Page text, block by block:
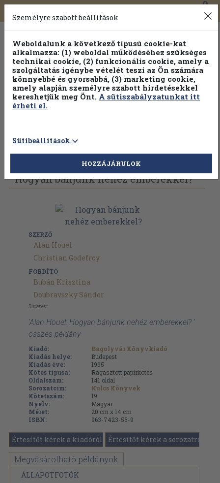
Toggle
navigation
0
Vissza az előző oldalra Válasszon példányt
Hogyan bánjunk nehéz emberekkel?
SZERZŐ
Alan Houel
Christian Godefroy
FORDÍTÓ
Bubán Krisztina
Doubravszky Sándor
Budapest
'Alan Houel: Hogyan bánjunk nehéz emberekkel? '
összes példány
Kiadó:
Bagolyvár Könyvkiadó
Kiadás helye:
Budapest
Kiadás éve:
1995
Kötés típusa:
Ragasztott papírkötés
Oldalszám:
141 oldal
Sorozatcím:
Kulcs Könyvek
Kötetszám:
19
Nyelv:
Magyar
Méret:
20 cm x 14 cm
ISBN:
963-7423-55-9
Értesítőt kérek a kiadóról Értesítőt kérek a sorozatról
Megvásárolható példányok
ÁLLAPOTFOTÓK
Személyre szabott beállítások
Weboldalunk a következő típusú cookie-kat
alkalmazza: (1) weboldal működéséhez szükséges
technikai cookie, (2) funkcionális cookie, amely a
szolgáltatás igénybe vételét teszi az Ön számára
könnyebbé és gyorsabbá, (3) marketing cookie,
amely alapján személyre szabott hirdetésekkel
kereshetjük meg Önt. A sütiszabályzatunkat itt
érheti el.
Sütibeállítások
HOZZÁJÁRULOK